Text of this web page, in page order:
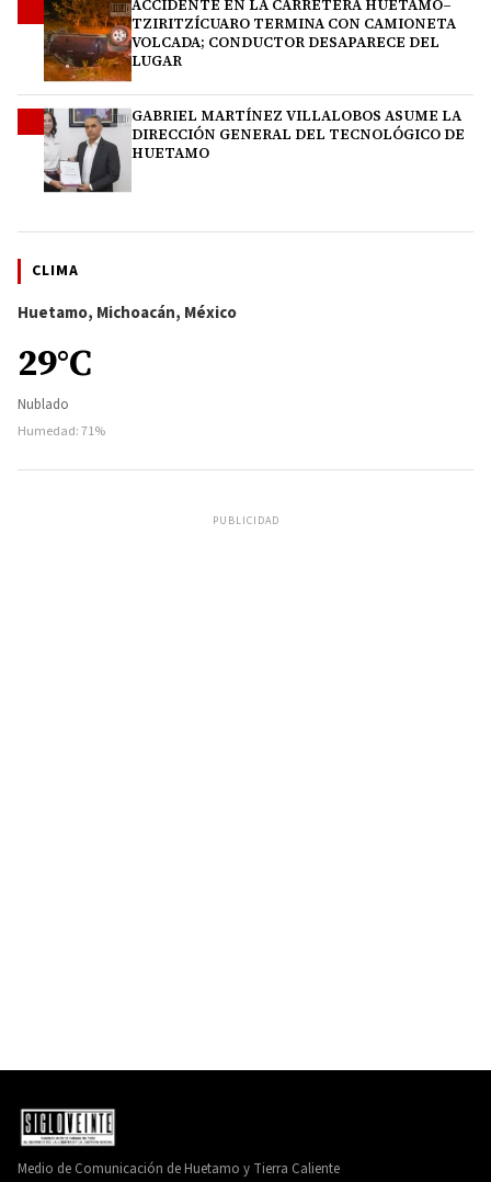
ACCIDENTE EN LA CARRETERA HUETAMO–
TZIRITZÍCUARO TERMINA CON CAMIONETA
VOLCADA; CONDUCTOR DESAPARECE DEL
LUGAR
GABRIEL MARTÍNEZ VILLALOBOS ASUME LA
DIRECCIÓN GENERAL DEL TECNOLÓGICO DE
HUETAMO
CLIMA
Huetamo, Michoacán, México
29°C
Nublado
Humedad: 71%
PUBLICIDAD
Medio de Comunicación de Huetamo y Tierra Caliente